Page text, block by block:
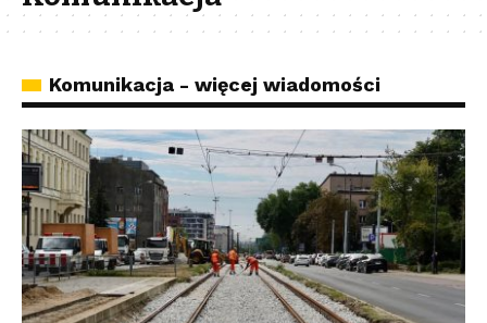
Komunikacja - więcej wiadomości